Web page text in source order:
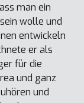
man ein
wolle und
entwickeln
er als
für die
und ganz
und